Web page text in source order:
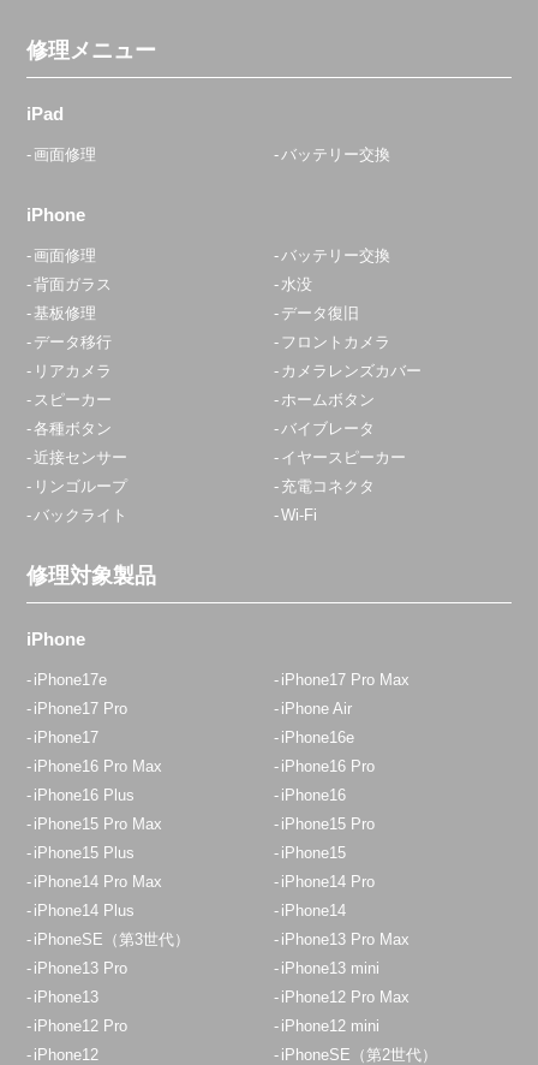
修理メニュー
iPad
画面修理 バッテリー交換
iPhone
画面修理
バッテリー交換
背面ガラス
水没
基板修理
データ復旧
データ移行
フロントカメラ
リアカメラ
カメラレンズカバー
スピーカー
ホームボタン
各種ボタン
バイブレータ
近接センサー
イヤースピーカー
リンゴループ
充電コネクタ
バックライト
Wi-Fi
修理対象製品
iPhone
iPhone17e
iPhone17 Pro Max
iPhone17 Pro
iPhone Air
iPhone17
iPhone16e
iPhone16 Pro Max
iPhone16 Pro
iPhone16 Plus
iPhone16
iPhone15 Pro Max
iPhone15 Pro
iPhone15 Plus
iPhone15
iPhone14 Pro Max
iPhone14 Pro
iPhone14 Plus
iPhone14
iPhoneSE（第3世代）
iPhone13 Pro Max
iPhone13 Pro
iPhone13 mini
iPhone13
iPhone12 Pro Max
iPhone12 Pro
iPhone12 mini
iPhone12
iPhoneSE（第2世代）